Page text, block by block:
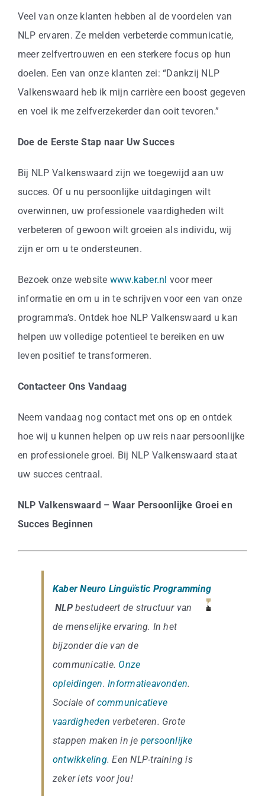
Veel van onze klanten hebben al de voordelen van
NLP ervaren. Ze melden verbeterde communicatie,
meer zelfvertrouwen en een sterkere focus op hun
doelen. Een van onze klanten zei: “Dankzij NLP
Valkenswaard heb ik mijn carrière een boost gegeven
en voel ik me zelfverzekerder dan ooit tevoren.”
Doe de Eerste Stap naar Uw Succes
Bij NLP Valkenswaard zijn we toegewijd aan uw
succes. Of u nu persoonlijke uitdagingen wilt
overwinnen, uw professionele vaardigheden wilt
verbeteren of gewoon wilt groeien als individu, wij
zijn er om u te ondersteunen.
Bezoek onze website www.kaber.nl voor meer
informatie en om u in te schrijven voor een van onze
programma’s. Ontdek hoe NLP Valkenswaard u kan
helpen uw volledige potentieel te bereiken en uw
leven positief te transformeren.
Contacteer Ons Vandaag
Neem vandaag nog contact met ons op en ontdek
hoe wij u kunnen helpen op uw reis naar persoonlijke
en professionele groei. Bij NLP Valkenswaard staat
uw succes centraal.
NLP Valkenswaard – Waar Persoonlijke Groei en
Succes Beginnen
Kaber Neuro Linguïstic Programming
NLPbestudeert de structuur van
de menselijke ervaring. In het
bijzonder die van de
communicatie. Onze
opleidingen.Informatieavonden.
Sociale ofcommunicatieve
vaardigheden verbeteren. Grote
stappen maken in je persoonlijke
ontwikkeling. Een NLP-training is
zeker iets voor jou!